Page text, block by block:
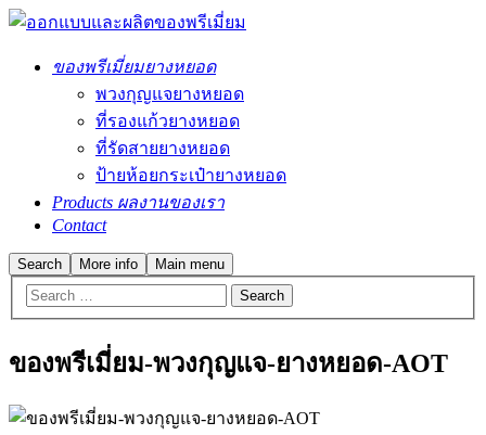
ของพรีเมี่ยมยางหยอด
พวงกุญแจยางหยอด
ที่รองแก้วยางหยอด
ที่รัดสายยางหยอด
ป้ายห้อยกระเป๋ายางหยอด
Products ผลงานของเรา
Contact
Search More info Main menu
ของพรีเมี่ยม-พวงกุญแจ-ยางหยอด-AOT